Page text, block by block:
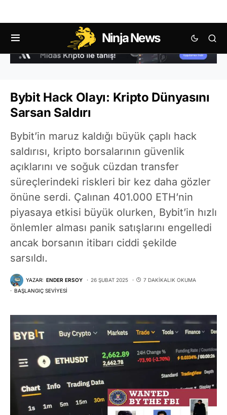
Ninja News
Bybit Hack Olayı: Kripto Dünyasını
Sarsan Saldırı
Bybit’in maruz kaldığı büyük çaplı hack
saldırısı, kripto borsalarının güvenlik
açıklarını ve soğuk cüzdan transfer
süreçlerindeki riskleri bir kez daha gözler
önüne serdi. Çalınan 401.000 ETH’nin
piyasaya etkisi büyük olurken, Bybit’in hızlı
önlemler alması panik satışlarını engelledi
ancak borsanın itibarı ciddi şekilde
sarsıldı.
YAZAR: ENDER ERSOY 26 ŞUBAT 2025
7 DAKIKALIK OKUMA
BAŞLANGIÇ SEVIYESI